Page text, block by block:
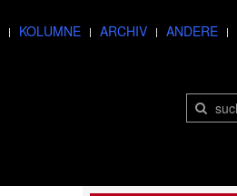
KOLUMNE ARCHIV ANDERE